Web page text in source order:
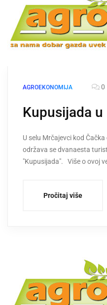
AGROEKONOMIJA 0
Kupusijada
U selu Mrčajevci kod
održava se dvanaesta
"Kupusijada". Više o ovoj
Pročitaj više